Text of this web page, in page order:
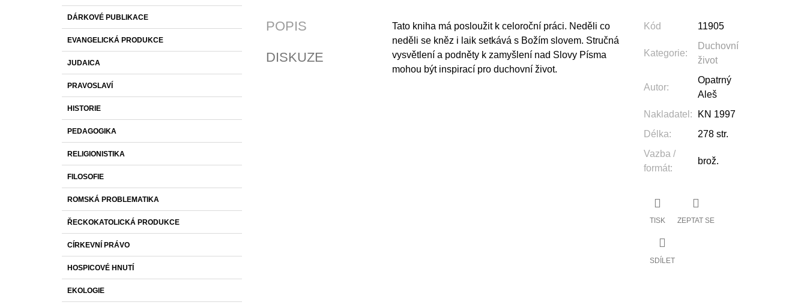
DÁRKOVÉ PUBLIKACE
EVANGELICKÁ PRODUKCE
JUDAICA
PRAVOSLAVÍ
HISTORIE
PEDAGOGIKA
RELIGIONISTIKA
FILOSOFIE
ROMSKÁ PROBLEMATIKA
ŘECKOKATOLICKÁ PRODUKCE
CÍRKEVNÍ PRÁVO
HOSPICOVÉ HNUTÍ
EKOLOGIE
POPIS
DISKUZE
Tato kniha má posloužit k celoroční práci. Neděli co
neděli se kněz i laik setkává s Božím slovem. Stručná
vysvětlení a podněty k zamyšlení nad Slovy Písma
mohou být inspirací pro duchovní život.
Kód 11905
Kategorie:
Duchovní
život
Autor:
Opatrný
Aleš
Nakladatel :
KN 1997
Délka:
278 str.
Vazba /
formát:
brož.
TISK ZEPTAT SE
SDÍLET